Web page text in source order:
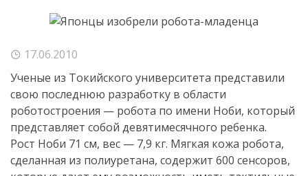
17.06.2010
Ученые из Токийского университета представили
свою последнюю разработку в области
роботостроения — робота по имени Ноби, который
представляет собой девятимесячного ребенка.
Рост Ноби 71 см, вес — 7,9 кг. Мягкая кожа робота,
сделанная из полиуретана, содержит 600 сенсоров,